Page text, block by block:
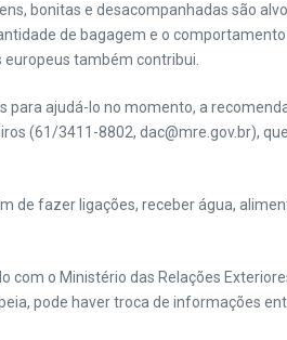
bonitas e desacompanhadas são
de bagagem e o
também contribui.
ajudá-lo no momento, a
(61/3411-8802, dac@mre.gov.br),
de fazer ligações, receber água,
o Ministério das Relações
pode haver troca de informações